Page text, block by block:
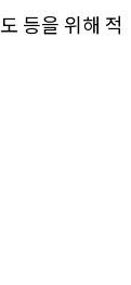
등을 위해 적